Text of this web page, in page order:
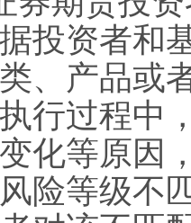
投资者和
、产品或
行过程中
化等原因
险等级不